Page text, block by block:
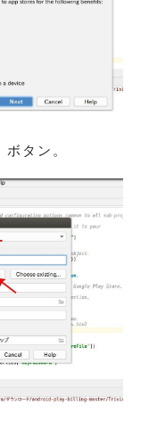
タン。